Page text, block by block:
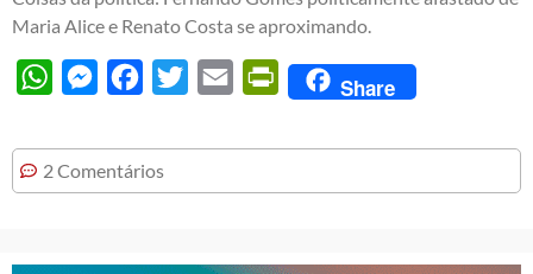
Maria Alice e Renato Costa se aproximando.
WhatsAppMessengerFacebook
Twitter Email PrintFriendly
Share
2 Comentários